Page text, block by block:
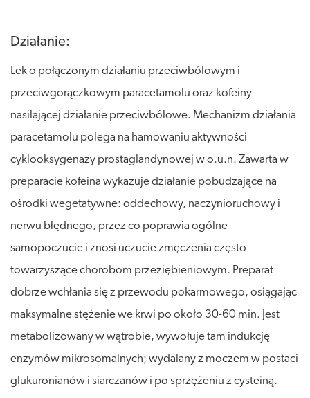
Działanie:
Lek o połączonym działaniu przeciwbólowym i
przeciwgorączkowym paracetamolu oraz kofeiny
nasilającej działanie przeciwbólowe. Mechanizm działania
paracetamolu polega na hamowaniu aktywności
cyklooksygenazy prostaglandynowej w o.u.n. Zawarta w
preparacie kofeina wykazuje działanie pobudzające na
ośrodki wegetatywne: oddechowy, naczynioruchowy i
nerwu błędnego, przez co poprawia ogólne
samopoczucie i znosi uczucie zmęczenia często
towarzyszące chorobom przeziębieniowym. Preparat
dobrze wchłania się z przewodu pokarmowego, osiągając
maksymalne stężenie we krwi po około 30-60 min. Jest
metabolizowany w wątrobie, wywołuje tam indukcję
enzymów mikrosomalnych; wydalany z moczem w postaci
glukuronianów i siarczanów i po sprzężeniu z cysteiną.